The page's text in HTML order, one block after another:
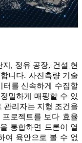
, 정유 공장, 건설 현
니다. 사진측량 기술
터를 신속하게 수집할
밀하게 매핑할 수 있
관리자는 지형 조건을
로젝트를 보다 효율
통합하면 드론이 열
여 육안으로 볼 수 없